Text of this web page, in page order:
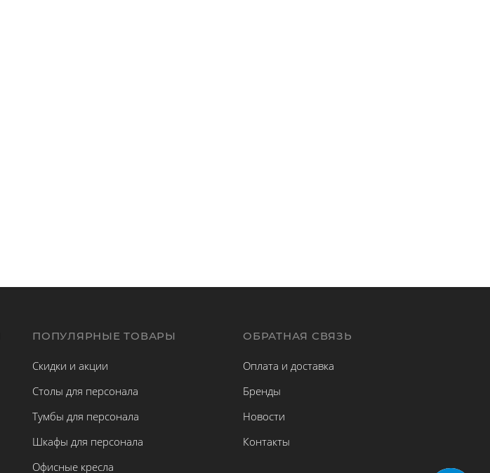
ПОПУЛЯРНЫЕ ТОВАРЫ
Скидки и акции
Столы для персонала
Тумбы для персонала
Шкафы для персонала
Офисные кресла
ОБРАТНАЯ СВЯЗЬ
Оплата и доставка
Бренды
Новости
Контакты